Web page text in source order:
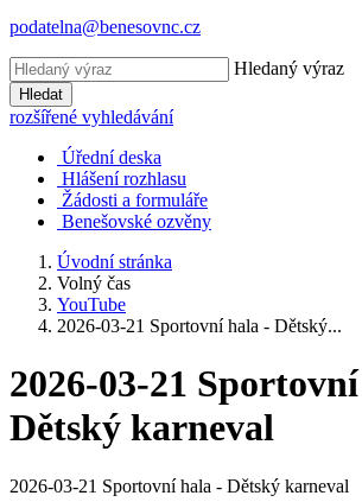
podatelna@benesovnc.cz
Hledaný výraz
Hledat
rozšířené vyhledávání
Úřední deska
Hlášení rozhlasu
Žádosti a formuláře
Benešovské ozvěny
Úvodní stránka
Volný čas
YouTube
2026-03-21 Sportovní hala - Dětský...
2026-03-21
Dětský karneval
2026-03-21 Sportovní hala - Dětský karneval